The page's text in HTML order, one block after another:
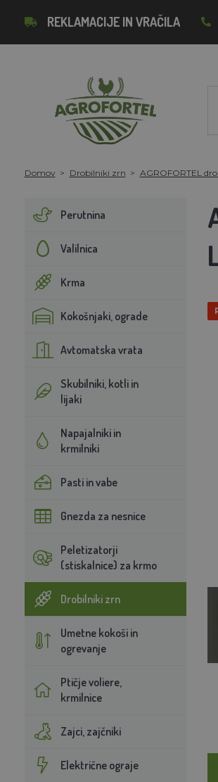
REKLAMACIJE IN VRAČILA
Domov Drobilniki zrn AGROFORTEL
Perutnina
Valilnica
Krma
Kokošnjaki, ograde
Avtomatska vrata
Skubilniki, kotli in
lijaki
Napajalniki in
krmilniki
Pasti in vabe
Gnezda za nesnice
Peletizatorji
(stiskalnice) za krmo
Drobilniki zrn
Umetne kokoši in
ogrevanje
Ptičje voliere,
krmilnice
Zajci, zajčniki
Električne ograje